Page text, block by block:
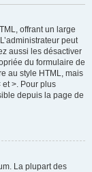
offrant un large
peut
aussi les désactiver
du formulaire de
au style HTML, mais
et >. Pour plus
depuis la page de
La plupart des